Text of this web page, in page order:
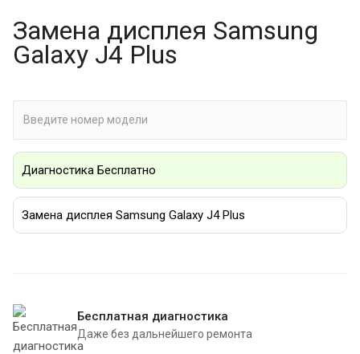
Замена дисплея Samsung
Galaxy J4 Plus
Диагностика Бесплатно
Замена дисплея Samsung Galaxy J4 Plus
Бесплатная диагностика
Даже без дальнейшего ремонта